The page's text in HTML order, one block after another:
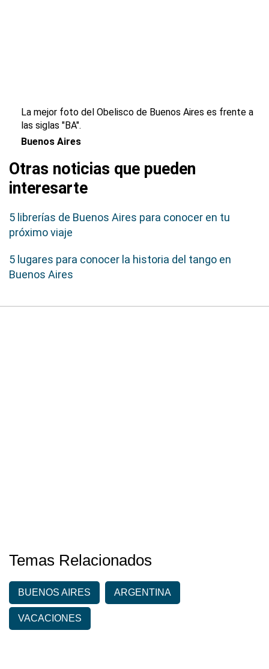
La mejor foto del Obelisco de Buenos Aires es frente a
las siglas "BA".
Buenos Aires
Otras noticias que pueden
interesarte
5 librerías de Buenos Aires para conocer en tu
próximo viaje
5 lugares para conocer la historia del tango en
Buenos Aires
Temas Relacionados
BUENOS AIRES ARGENTINA
VACACIONES